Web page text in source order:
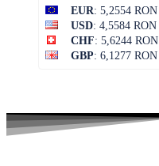
EUR: 5,2554 RON
USD: 4,5584 RON
CHF: 5,6244 RON
GBP: 6,1277 RON